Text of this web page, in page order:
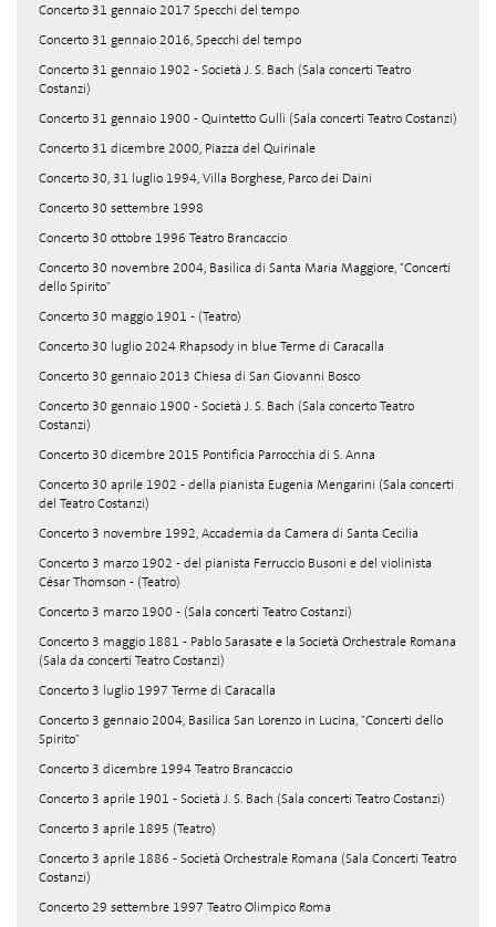
Concerto 31 gennaio 2017 Specchi del tempo
Concerto 31 gennaio 2016, Specchi del tempo
Concerto 31 gennaio 1902 - Società J. S. Bach (Sala concerti Teatro
Costanzi)
Concerto 31 gennaio 1900 - Quintetto Gullì (Sala concerti Teatro Costanzi)
Concerto 31 dicembre 2000, Piazza del Quirinale
Concerto 30, 31 luglio 1994, Villa Borghese, Parco dei Daini
Concerto 30 settembre 1998
Concerto 30 ottobre 1996 Teatro Brancaccio
Concerto 30 novembre 2004, Basilica di Santa Maria Maggiore, "Concerti
dello Spirito"
Concerto 30 maggio 1901 - (Teatro)
Concerto 30 luglio 2024 Rhapsody in blue Terme di Caracalla
Concerto 30 gennaio 2013 Chiesa di San Giovanni Bosco
Concerto 30 gennaio 1900 - Società J. S. Bach (Sala concerto Teatro
Costanzi)
Concerto 30 dicembre 2015 Pontificia Parrocchia di S. Anna
Concerto 30 aprile 1902 - della pianista Eugenia Mengarini (Sala concerti
del Teatro Costanzi)
Concerto 3 novembre 1992, Accademia da Camera di Santa Cecilia
Concerto 3 marzo 1902 - del pianista Ferruccio Busoni e del violinista
César Thomson - (Teatro)
Concerto 3 marzo 1900 - (Sala concerti Teatro Costanzi)
Concerto 3 maggio 1881 - Pablo Sarasate e la Società Orchestrale Romana
(Sala da concerti Teatro Costanzi)
Concerto 3 luglio 1997 Terme di Caracalla
Concerto 3 gennaio 2004, Basilica San Lorenzo in Lucina, "Concerti dello
Spirito"
Concerto 3 dicembre 1994 Teatro Brancaccio
Concerto 3 aprile 1901 - Società J. S. Bach (Sala concerti Teatro Costanzi)
Concerto 3 aprile 1895 (Teatro)
Concerto 3 aprile 1886 - Società Orchestrale Romana (Sala Concerti Teatro
Costanzi)
Concerto 29 settembre 1997 Teatro Olimpico Roma